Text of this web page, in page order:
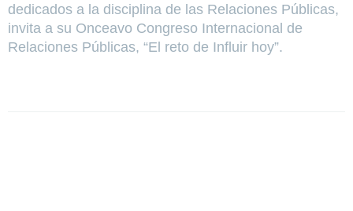
dedicados a la disciplina de las Relaciones Públicas,
invita a su Onceavo Congreso Internacional de
Relaciones Públicas, “El reto de Influir hoy”.